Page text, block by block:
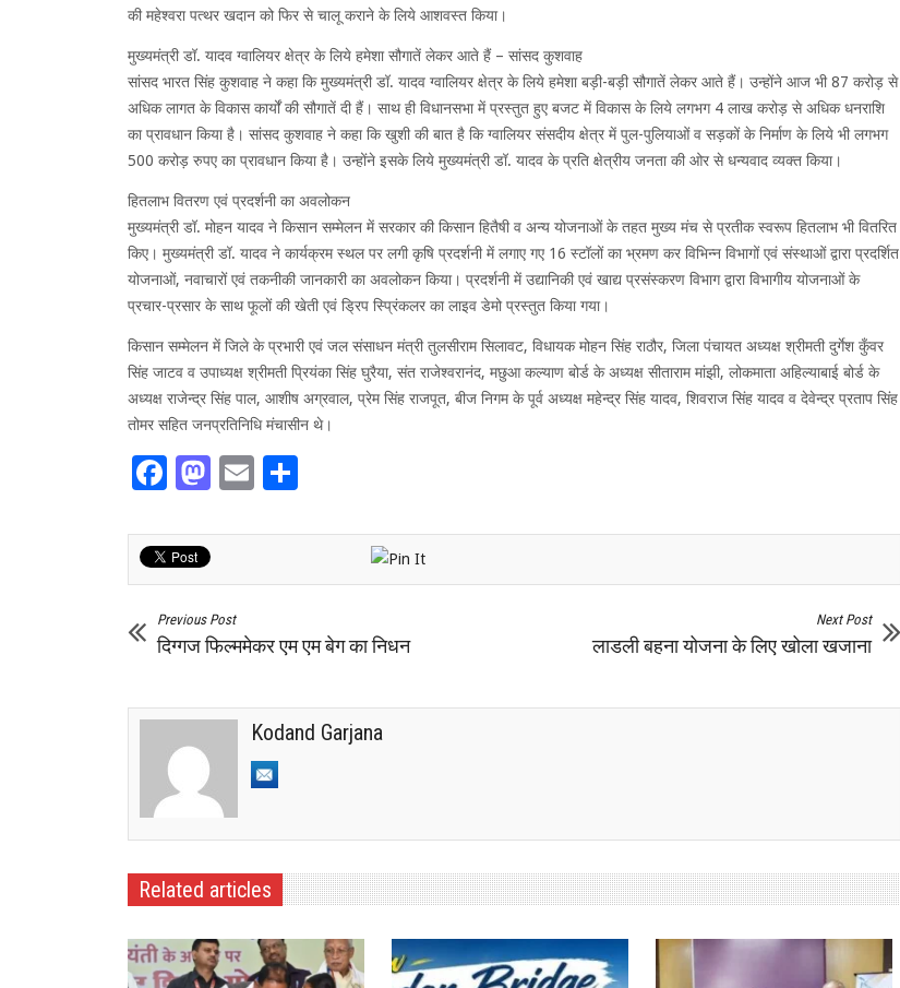
की महेश्वरा पत्थर खदान को फिर से चालू कराने के लिये आशवस्त किया।
मुख्यमंत्री डॉ. यादव ग्वालियर क्षेत्र के लिये हमेशा सौगातें लेकर आते हैं – सांसद कुशवाह
सांसद भारत सिंह कुशवाह ने कहा कि मुख्यमंत्री डॉ. यादव ग्वालियर क्षेत्र के लिये हमेशा बड़ी-बड़ी सौगातें लेकर आते हैं। उन्होंने आज भी 87 करोड़ से
अधिक लागत के विकास कार्यों की सौगातें दी हैं। साथ ही विधानसभा में प्रस्तुत हुए बजट में विकास के लिये लगभग 4 लाख करोड़ से अधिक धनराशि
का प्रावधान किया है। सांसद कुशवाह ने कहा कि खुशी की बात है कि ग्वालियर संसदीय क्षेत्र में पुल-पुलियाओं व सड़कों के निर्माण के लिये भी लगभग
500 करोड़ रुपए का प्रावधान किया है। उन्होंने इसके लिये मुख्यमंत्री डॉ. यादव के प्रति क्षेत्रीय जनता की ओर से धन्यवाद व्यक्त किया।
हितलाभ वितरण एवं प्रदर्शनी का अवलोकन
मुख्यमंत्री डॉ. मोहन यादव ने किसान सम्मेलन में सरकार की किसान हितैषी व अन्य योजनाओं के तहत मुख्य मंच से प्रतीक स्वरूप हितलाभ भी वितरित
किए। मुख्यमंत्री डॉ. यादव ने कार्यक्रम स्थल पर लगी कृषि प्रदर्शनी में लगाए गए 16 स्टॉलों का भ्रमण कर विभिन्न विभागों एवं संस्थाओं द्वारा प्रदर्शित
योजनाओं, नवाचारों एवं तकनीकी जानकारी का अवलोकन किया। प्रदर्शनी में उद्यानिकी एवं खाद्य प्रसंस्करण विभाग द्वारा विभागीय योजनाओं के
प्रचार-प्रसार के साथ फूलों की खेती एवं ड्रिप स्प्रिंकलर का लाइव डेमो प्रस्तुत किया गया।
किसान सम्मेलन में जिले के प्रभारी एवं जल संसाधन मंत्री तुलसीराम सिलावट, विधायक मोहन सिंह राठौर, जिला पंचायत अध्यक्ष श्रीमती दुर्गेश कुँवर
सिंह जाटव व उपाध्यक्ष श्रीमती प्रियंका सिंह घुरैया, संत राजेश्वरानंद, मछुआ कल्याण बोर्ड के अध्यक्ष सीताराम मांझी, लोकमाता अहिल्याबाई बोर्ड के
अध्यक्ष राजेन्द्र सिंह पाल, आशीष अग्रवाल, प्रेम सिंह राजपूत, बीज निगम के पूर्व अध्यक्ष महेन्द्र सिंह यादव, शिवराज सिंह यादव व देवेन्द्र प्रताप सिंह
तोमर सहित जनप्रतिनिधि मंचासीन थे।
Facebook
Mastodon
Email
Previous Post
दिग्गज फिल्ममेकर एम एम बेग का निधन
Next Post
लाडली बहना योजना के लिए खोला खजाना
Kodand Garjana
Related articles